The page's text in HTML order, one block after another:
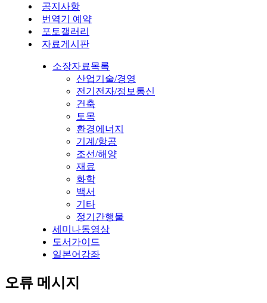
공지사항
번역기 예약
포토갤러리
자료게시판
소장자료목록
산업기술/경영
전기전자/정보통신
건축
토목
환경에너지
기계/항공
조선/해양
재료
화학
백서
기타
정기간행물
세미나동영상
도서가이드
일본어강좌
오류 메시지